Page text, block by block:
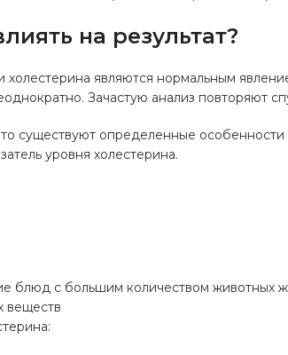
на результат?
холестерина являются нормальным
Зачастую анализ повторяют
существуют определенные
уровня холестерина.
блюд с большим количеством животных
веществ